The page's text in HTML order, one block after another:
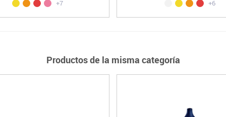
+7 +6
Productos de la misma categoría